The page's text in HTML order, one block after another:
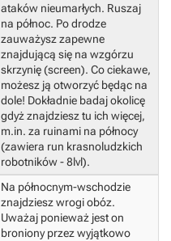
ataków nieumarłych. Ruszaj
na północ. Po drodze
zauważysz zapewne
znajdującą się na wzgórzu
skrzynię (screen). Co ciekawe,
możesz ją otworzyć będąc na
dole! Dokładnie badaj okolicę
gdyż znajdziesz tu ich więcej,
m.in. za ruinami na północy
(zawiera run krasnoludzkich
robotników - 8lvl).
Na północnym-wschodzie
znajdziesz wrogi obóz.
Uważaj ponieważ jest on
broniony przez wyjątkowo